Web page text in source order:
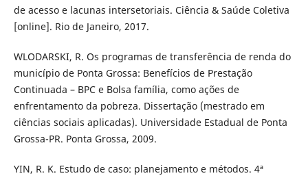
de acesso e lacunas intersetoriais. Ciência & Saúde Coletiva
[online]. Rio de Janeiro, 2017.
WLODARSKI, R. Os programas de transferência de renda do
município de Ponta Grossa: Benefícios de Prestação
Continuada – BPC e Bolsa família, como ações de
enfrentamento da pobreza. Dissertação (mestrado em
ciências sociais aplicadas). Universidade Estadual de Ponta
Grossa-PR. Ponta Grossa, 2009.
YIN, R. K. Estudo de caso: planejamento e métodos. 4ª